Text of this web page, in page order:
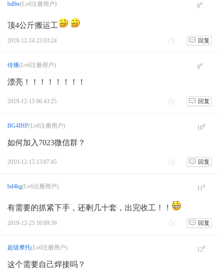
bd8te(Lv6注册用户) 8#
顶4公斤搬运工
2019-12-14 23:03:24 回复
传播(Lv6注册用户) 9#
漂亮！！！！！！！！
2019-12-15 06:43:25 回复
BG4IHP(Lv6注册用户) 10#
如何加入7023微信群？
2019-12-15 13:07:45 回复
bd4kg(Lv6注册用户) 11#
有需要的抓紧下手，还剩几十套，出完收工！！
2019-12-25 10:09:39 回复
超级摩托(Lv6注册用户) 12#
这个需要自己焊接吗？